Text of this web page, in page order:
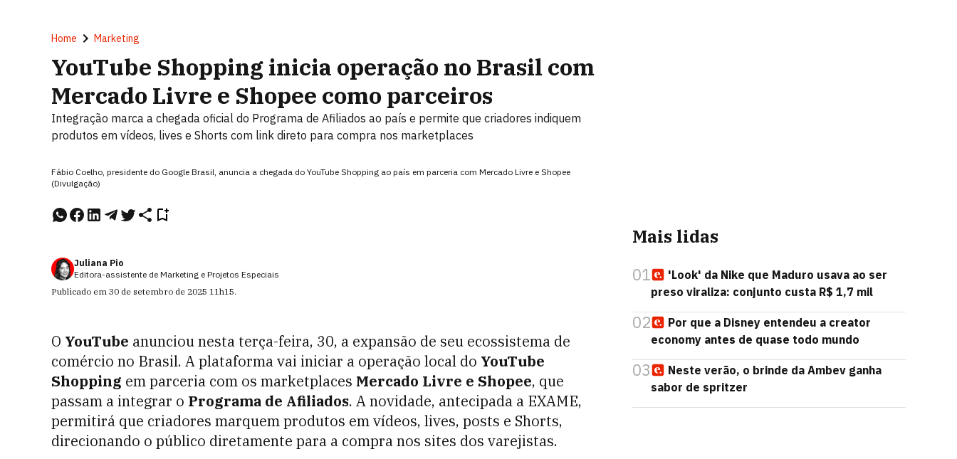
Home Marketing
YouTube Shopping inicia operação no Brasil com
Mercado Livre e Shopee como parceiros
Integração marca a chegada oficial do Programa de Afiliados ao país e permite que criadores indiquem
produtos em vídeos, lives e Shorts com link direto para compra nos marketplaces
Fábio Coelho, presidente do Google Brasil, anuncia a chegada do YouTube Shopping ao país em parceria com Mercado Livre e Shopee
(Divulgação)
Juliana Pio
Editora-assistente de Marketing e Projetos Especiais
Publicado em 30 de setembro de 2025 11h15.
O YouTube anunciou nesta terça-feira, 30, a expansão de seu ecossistema de
comércio no Brasil. A plataforma vai iniciar a operação local do YouTube
Shopping em parceria com os marketplaces Mercado Livre e Shopee, que
passam a integrar o Programa de Afiliados. A novidade, antecipada a EXAME,
permitirá que criadores marquem produtos em vídeos, lives, posts e Shorts,
direcionando o público diretamente para a compra nos sites dos varejistas.
Mais lidas
01
'Look' da Nike que Maduro usava ao ser
preso viraliza: conjunto custa R$ 1,7 mil
02
Por que a Disney entendeu a creator
economy antes de quase todo mundo
03
Neste verão, o brinde da Ambev ganha
sabor de spritzer